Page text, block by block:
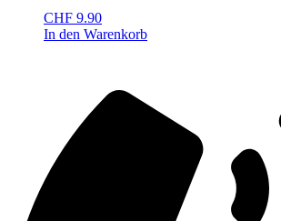
CHF 9.90
In den Warenkorb